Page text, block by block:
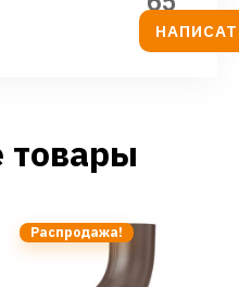
товары
Распродажа!